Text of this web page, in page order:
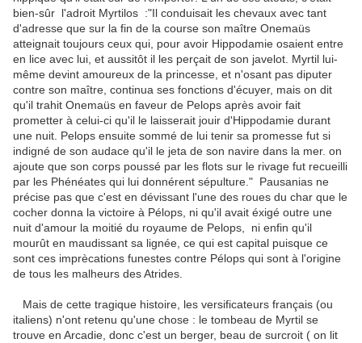
bien-sûr l'adroit Myrtilos :"Il conduisait les chevaux avec tant
d'adresse que sur la fin de la course son maître Onemaüs
atteignait toujours ceux qui, pour avoir Hippodamie osaient entre
en lice avec lui, et aussitôt il les perçait de son javelot. Myrtil lui-
même devint amoureux de la princesse, et n'osant pas diputer
contre son maître, continua ses fonctions d'écuyer, mais on dit
qu'il trahit Onemaüs en faveur de Pelops après avoir fait
prometter à celui-ci qu'il le laisserait jouir d'Hippodamie durant
une nuit. Pelops ensuite sommé de lui tenir sa promesse fut si
indigné de son audace qu'il le jeta de son navire dans la mer. on
ajoute que son corps poussé par les flots sur le rivage fut recueilli
par les Phénéates qui lui donnérent sépulture." Pausanias ne
précise pas que c'est en dévissant l'une des roues du char que le
cocher donna la victoire à Pélops, ni qu'il avait éxigé outre une
nuit d'amour la moitié du royaume de Pelops, ni enfin qu'il
mourût en maudissant sa lignée, ce qui est capital puisque ce
sont ces imprècations funestes contre Pélops qui sont à l'origine
de tous les malheurs des Atrides.
Mais de cette tragique histoire, les versificateurs français (ou
italiens) n'ont retenu qu'une chose : le tombeau de Myrtil se
trouve en Arcadie, donc c'est un berger, beau de surcroit ( on lit